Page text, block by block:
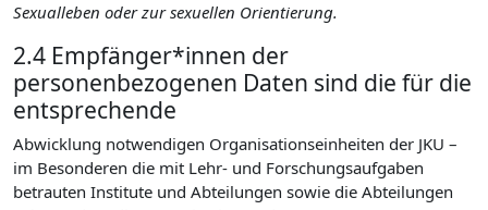
Sexualleben oder zur sexuellen Orientierung.
2.4 Empfänger*innen der
personenbezogenen Daten sind die für die
entsprechende
Abwicklung notwendigen Organisationseinheiten der JKU –
im Besonderen die mit Lehr- und Forschungsaufgaben
betrauten Institute und Abteilungen sowie die Abteilungen